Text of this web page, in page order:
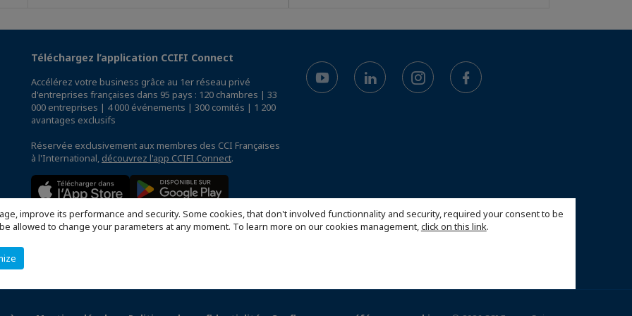
improve its performance and security. Some cookies, that don't involved functionnality and security, required your consent to be
allowed to change your parameters at any moment. To learn more on our cookies management,click on this link.
Téléchargez l’application CCIFI Connect
Accélérez votre business grâce au 1er réseau privé
d'entreprises françaises dans 95 pays : 120 chambres | 33
000 entreprises | 4 000 événements | 300 comités | 1 200
avantages exclusifs
Réservée exclusivement aux membres des CCI Françaises
à l'International, découvrez l'app CCIFI Connect.